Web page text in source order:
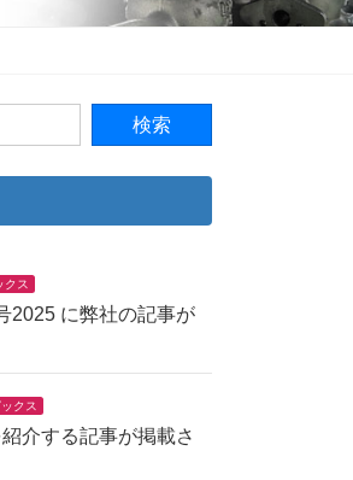
クス
2025 に弊社の記事が
ックス
介する記事が掲載さ